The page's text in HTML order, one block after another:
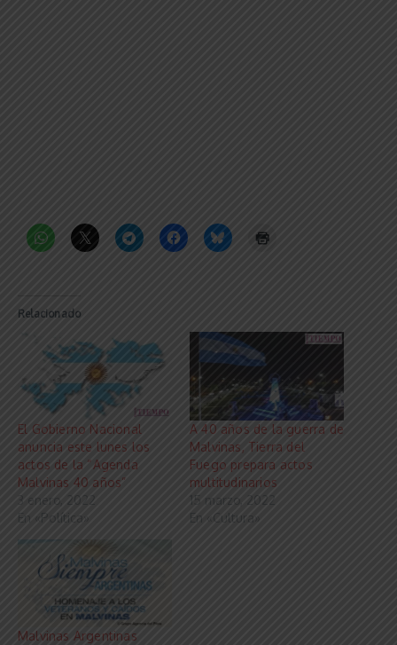
Relacionado
El Gobierno Nacional
anuncia este lunes los
actos de la “Agenda
Malvinas 40 años”
3 enero, 2022
En «Política»
A 40 años de la guerra de
Malvinas, Tierra del
Fuego prepara actos
multitudinarios
15 marzo, 2022
En «Cultura»
Malvinas Argentinas